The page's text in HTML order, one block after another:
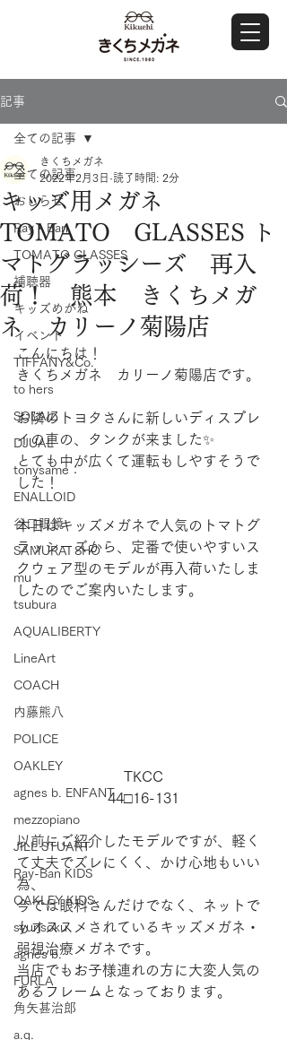
記事
全ての記事
おしらせ
Ray・Ban
TOMATO GLASSES
補聴器
キッズめがね
イベント
TIFFANY&Co.
to hers
SOLAIZ
DJUAL
tonysame：
ENALLOID
谷口眼鏡
SAMURAI SHO
mu
tsubura
AQUALIBERTY
LineArt
COACH
内藤熊八
POLICE
OAKLEY
agnes b. ENFANT
mezzopiano
JILL STUART
Ray-Ban KIDS
OAKLEY KIDS
syunsoku
agnes b.
FURLA
角矢甚治郎
a.q.
全ての記事
キッズ用メガネ
TOMATO GLASSES ト
マトグラッシーズ 再入
荷！ 熊本 きくちメガ
ネ カリーノ菊陽店
きくちメガネ
2022年2月3日 読了時間: 2分
こんにちは！
きくちメガネ　カリーノ菊陽店です。
お隣のトヨタさんに新しいディスプレ
イの車の、タンクが来ました✨
とても中が広くて運転もしやすそうで
した！
本日はキッズメガネで人気のトマトグ
ラッシーズから、定番で使いやすいス
クウェア型のモデルが再入荷いたしま
したのでご案内いたします。
TKCC
44□16-131
以前にご紹介したモデルですが、軽く
て丈夫でズレにくく、かけ心地もいい
為、
今では眼科さんだけでなく、ネットで
もオススメされているキッズメガネ・
弱視治療メガネです。
当店でもお子様連れの方に大変人気の
あるフレームとなっております。